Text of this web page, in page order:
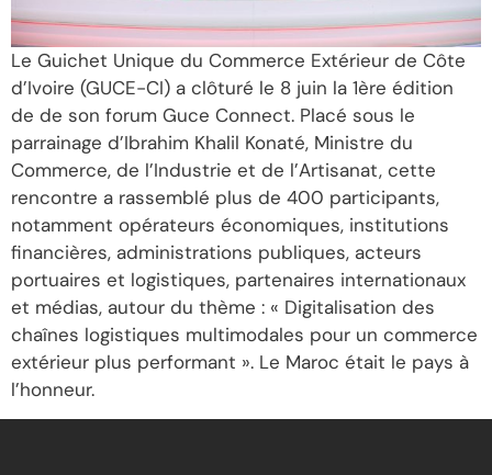
Le Guichet Unique du Commerce Extérieur de Côte
d’Ivoire (GUCE-CI) a clôturé le 8 juin la 1ère édition
de de son forum Guce Connect. Placé sous le
parrainage d’Ibrahim Khalil Konaté, Ministre du
Commerce, de l’Industrie et de l’Artisanat, cette
rencontre a rassemblé plus de 400 participants,
notamment opérateurs économiques, institutions
financières, administrations publiques, acteurs
portuaires et logistiques, partenaires internationaux
et médias, autour du thème : « Digitalisation des
chaînes logistiques multimodales pour un commerce
extérieur plus performant ». Le Maroc était le pays à
l’honneur.